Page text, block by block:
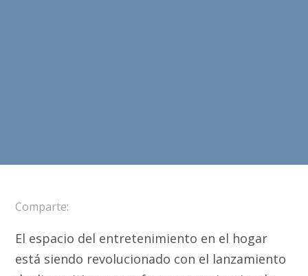
Comparte:
El espacio del entretenimiento en el hogar
está siendo revolucionado con el lanzamiento